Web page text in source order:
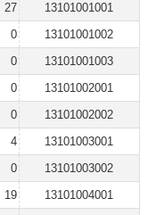
27
13101001001
0
13101001002
0
13101001003
0
13101002001
0
13101002002
4
13101003001
0
13101003002
19 13101004001